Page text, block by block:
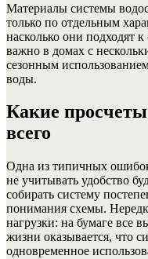
Материалы системы
только по отдельным
насколько они подходят
важно в домах с
сезонным
воды.
Какие
всего
Одна из типичных
не учитывать удобство
собирать систему
понимания схемы.
нагрузки: на бумаге все
жизни оказывается, что
одновременное